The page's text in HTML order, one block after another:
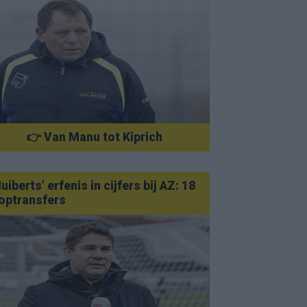
👉 Van Manu tot Kiprich
erfenis in cijfers bij AZ: 18